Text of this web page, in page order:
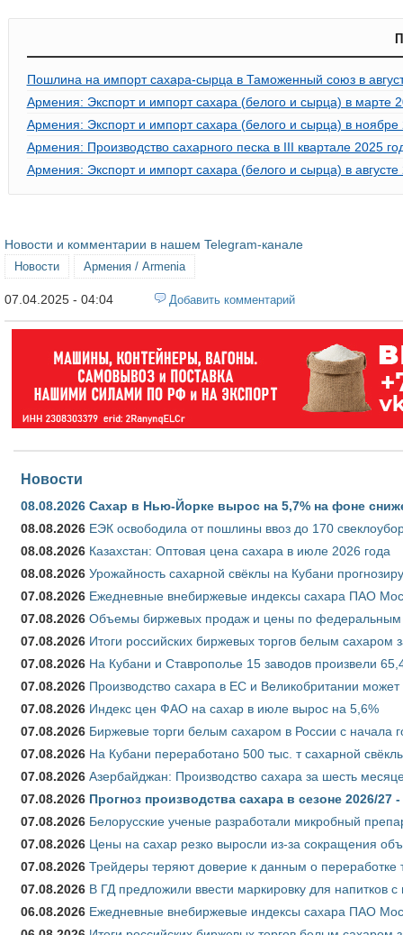
Пошлина на импорт сахара-сырца в Таможенный союз в
Армения: Экспорт и импорт сахара (белого и сырца) в марте
Армения: Экспорт и импорт сахара (белого и сырца) в ноябре
Армения: Производство сахарного песка в III квартале 2025
Армения: Экспорт и импорт сахара (белого и сырца) в августе
Новости и комментарии в нашем Telegram-канале
Новости Армения / Armenia
07.04.2025 - 04:04 Добавить комментарий
Новости
08.08.2026 Сахар в Нью-Йорке вырос на 5,7% на фоне
08.08.2026 ЕЭК освободила от пошлины ввоз до 170
08.08.2026 Казахстан: Оптовая цена сахара в июле 2026 года
08.08.2026 Урожайность сахарной свёклы на Кубани
07.08.2026 Ежедневные внебиржевые индексы сахара ПАО
07.08.2026 Объемы биржевых продаж и цены по федеральным
07.08.2026 Итоги российских биржевых торгов белым сахаром
07.08.2026 На Кубани и Ставрополье 15 заводов произвели
07.08.2026 Производство сахара в ЕС и Великобритании
07.08.2026 Индекс цен ФАО на сахар в июле вырос на 5,6%
07.08.2026 Биржевые торги белым сахаром в России с начала
07.08.2026 На Кубани переработано 500 тыс. т сахарной
07.08.2026 Азербайджан: Производство сахара за шесть
07.08.2026 Прогноз производства сахара в сезоне 2026/
07.08.2026 Белорусские ученые разработали микробный
07.08.2026 Цены на сахар резко выросли из-за сокращения
07.08.2026 Трейдеры теряют доверие к данным о переработке
07.08.2026 В ГД предложили ввести маркировку для напитков
06.08.2026 Ежедневные внебиржевые индексы сахара ПАО